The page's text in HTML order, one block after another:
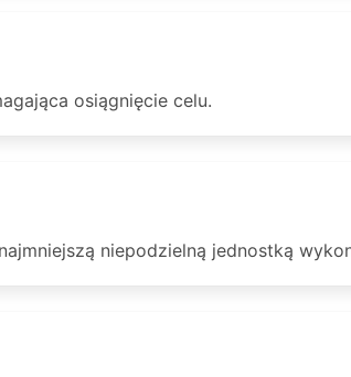
osiągnięcie celu.
niepodzielną jednostką